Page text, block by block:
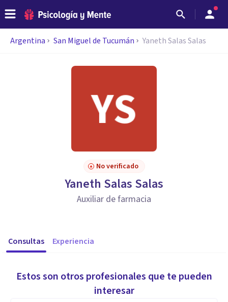
Argentina San Miguel de Tucumán Yaneth Salas Salas
No verificado
Yaneth Salas Salas
Auxiliar de farmacia
Consultas Experiencia
Estos son otros profesionales que te pueden
interesar